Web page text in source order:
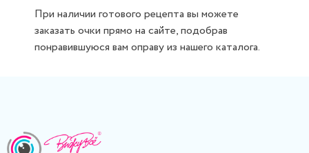
При наличии готового рецепта вы можете
заказать очки прямо на сайте, подобрав
понравившуюся вам оправу из нашего каталога.